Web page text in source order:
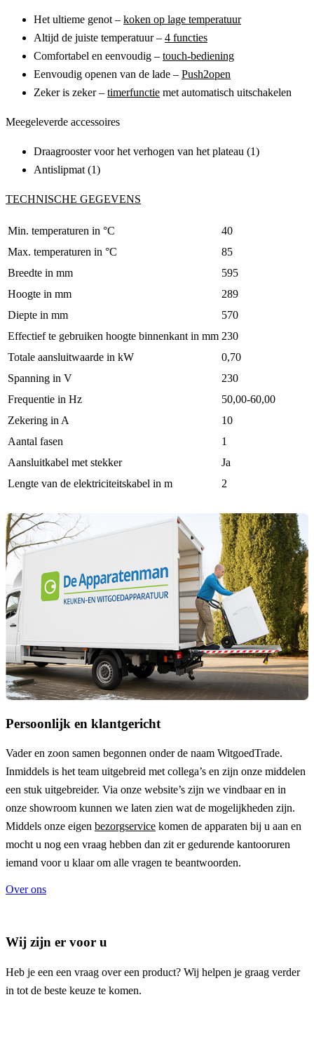
Het ultieme genot – koken op lage temperatuur
Altijd de juiste temperatuur – 4 functies
Comfortabel en eenvoudig – touch-bediening
Eenvoudig openen van de lade – Push2open
Zeker is zeker – timerfunctie met automatisch uitschakelen
Meegeleverde accessoires
Draagrooster voor het verhogen van het plateau (1)
Antislipmat (1)
TECHNISCHE GEGEVENS
Min. temperaturen in °C
40
Max. temperaturen in °C
85
Breedte in mm
595
Hoogte in mm
289
Diepte in mm
570
Effectief te gebruiken hoogte binnenkant in mm 230
Totale aansluitwaarde in kW
0,70
Spanning in V
230
Frequentie in Hz
50,00-60,00
Zekering in A
10
Aantal fasen
1
Aansluitkabel met stekker
Ja
Lengte van de elektriciteitskabel in m
2
Persoonlijk en klantgericht
Vader en zoon samen begonnen onder de naam WitgoedTrade.
Inmiddels is het team uitgebreid met collega’s en zijn onze middelen
een stuk uitgebreider. Via onze website’s zijn we vindbaar en in
onze showroom kunnen we laten zien wat de mogelijkheden zijn.
Middels onze eigen bezorgservice komen de apparaten bij u aan en
mocht u nog een vraag hebben dan zit er gedurende kantooruren
iemand voor u klaar om alle vragen te beantwoorden.
Over ons
Wij zijn er voor u
Heb je een een vraag over een product? Wij helpen je graag verder
in tot de beste keuze te komen.